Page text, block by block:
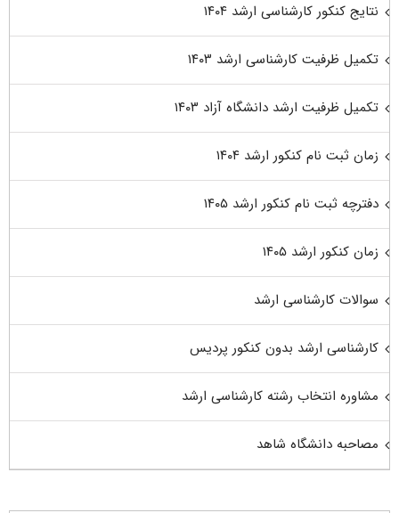
نتایج کنکور کارشناسی ارشد ۱۴۰۴
تکمیل ظرفیت کارشناسی ارشد ۱۴۰۳
تکمیل ظرفیت ارشد دانشگاه آزاد ۱۴۰۳
زمان ثبت نام کنکور ارشد ۱۴۰۴
دفترچه ثبت نام کنکور ارشد ۱۴۰۵
زمان کنکور ارشد ۱۴۰۵
سوالات کارشناسی ارشد
کارشناسی ارشد بدون کنکور پردیس
مشاوره انتخاب رشته کارشناسی ارشد
مصاحبه دانشگاه شاهد